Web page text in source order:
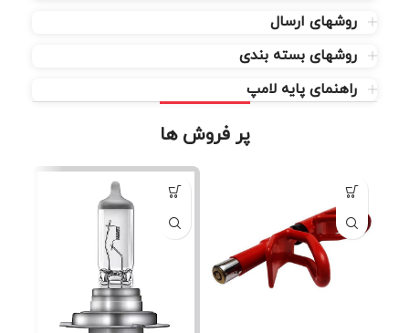
روشهای ارسال
روشهای بسته بندی
راهنمای پایه لامپ
پر فروش ها